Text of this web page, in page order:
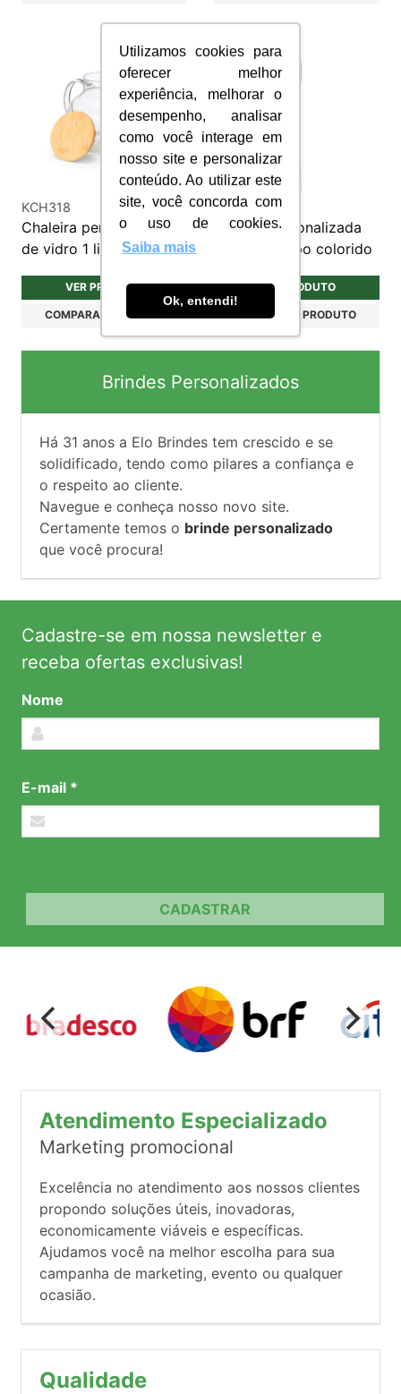
Utilizamos cookies para
oferecer melhor
experiência, melhorar o
desempenho, analisar
como você interage em
nosso site e personalizar
conteúdo. Ao utilizar este
site, você concorda com
o uso de cookies.
Saiba mais
Ok, entendi!
KCH318
Chaleira personalizada
de vidro 1 litro
VER PRODUTO
COMPARAR PRODUTO
CP2261
Caneta personalizada
plástica corpo colorido
VER PRODUTO
COMPARAR PRODUTO
Brindes Personalizados
Há 31 anos a Elo Brindes tem crescido e se
solidificado, tendo como pilares a confiança e
o respeito ao cliente.
Navegue e conheça nosso novo site.
Certamente temos o brinde personalizado
que você procura!
Cadastre-se em nossa newsletter e
receba ofertas exclusivas!
Nome
E-mail *
CADASTRAR
Atendimento Especializado
Marketing promocional
Excelência no atendimento aos nossos clientes
propondo soluções úteis, inovadoras,
economicamente viáveis e específicas.
Ajudamos você na melhor escolha para sua
campanha de marketing, evento ou qualquer
ocasião.
Qualidade